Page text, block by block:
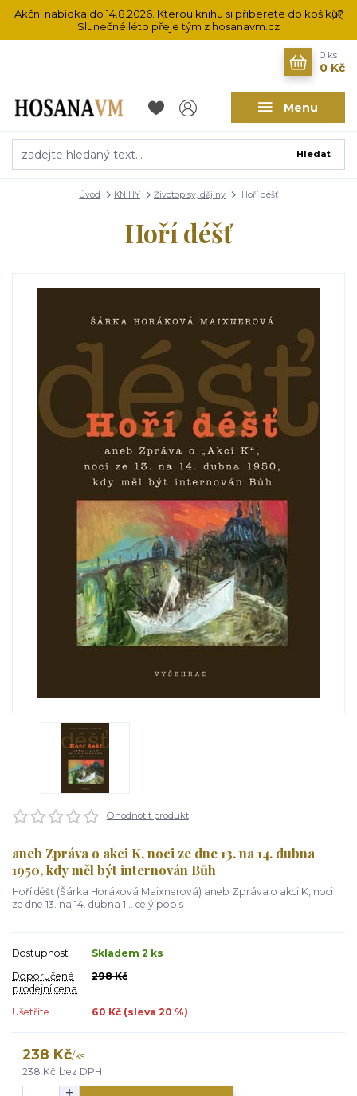
Akční nabídka do 14.8.2026. Kterou knihu si přiberete do košíku?
Slunečné léto přeje tým z hosanavm.cz
Menu
Hledat
0 ks
0 Kč
Úvod KNIHY Životopisy, dějiny Hoří déšť
Hoří déšť
Ohodnotit produkt
aneb Zpráva o akci K, noci ze dne 13. na 14. dubna
1950, kdy měl být internován Bůh
Hoří déšť (Šárka Horáková Maixnerová) aneb Zpráva o akci K, noci
ze dne 13. na 14. dubna 1... celý popis
Dostupnost
Skladem 2 ks
Doporučená
prodejní cena
298 Kč
Ušetříte 60 Kč (sleva 20 %)
238 Kč/ks
238 Kč bez DPH